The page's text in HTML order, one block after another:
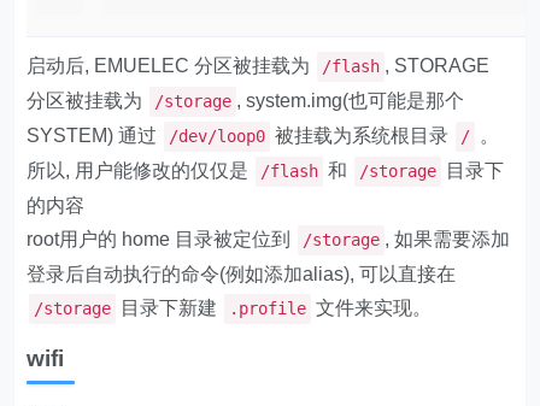
启动后, EMUELEC 分区被挂载为 /flash , STORAGE
分区被挂载为
/storage , system.img(也可能是那个
SYSTEM) 通过
/dev/loop0 被挂载为系统根目录 /
。
所以, 用户能修改的仅仅是
/flash 和 /storage
目录下
的内容
root用户的 home 目录被定位到
/storage , 如果需要添加
登录后自动执行的命令(例如添加alias), 可以直接在
/storage 目录下新建 .profile 文件来实现。
wifi